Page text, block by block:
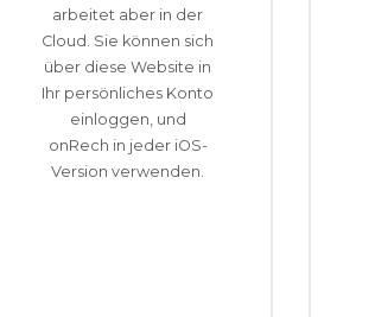
arbeitet aber in der
Cloud. Sie können sich
über diese Website in
Ihr persönliches Konto
einloggen, und
onRech in jeder iOS-
Version verwenden.